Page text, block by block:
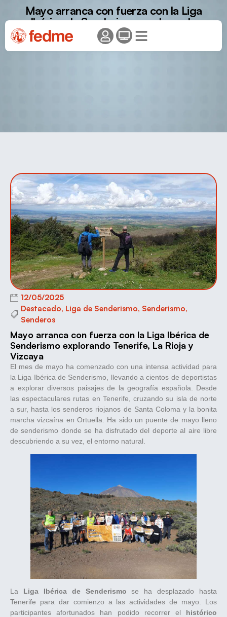
Mayo arranca con fuerza con la Liga
Ibérica de Senderismo explorando
Tenerife, La Rioja y Vizcaya
12/05/2025
Destacado, Liga de Senderismo, Senderismo,
Senderos
Mayo arranca con fuerza con la Liga Ibérica de
Senderismo explorando Tenerife, La Rioja y
Vizcaya
El mes de mayo ha comenzado con una intensa actividad para
la Liga Ibérica de Senderismo, llevando a cientos de deportistas
a explorar diversos paisajes de la geografía española. Desde
las espectaculares rutas en Tenerife, cruzando su isla de norte
a sur, hasta los senderos riojanos de Santa Coloma y la bonita
marcha vizcaína en Ortuella. Ha sido un puente de mayo lleno
de senderismo donde se ha disfrutado del deporte al aire libre
descubriendo a su vez, el entorno natural.
La Liga Ibérica de Senderismose ha desplazado hasta
Tenerife para dar comienzo a las actividades de mayo. Los
participantes afortunados han podido recorrer el histórico